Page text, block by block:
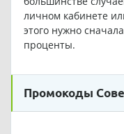
личном кабинете
этого нужно
проценты.
Промокоды